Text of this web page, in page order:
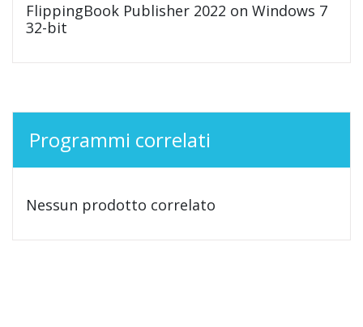
FlippingBook Publisher 2022 on Windows 7
32-bit
Programmi correlati
Nessun prodotto correlato